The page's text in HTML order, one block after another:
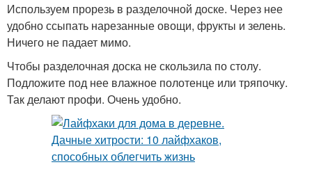
Используем прорезь в разделочной доске. Через нее
удобно ссыпать нарезанные овощи, фрукты и зелень.
Ничего не падает мимо.
Чтобы разделочная доска не скользила по столу.
Подложите под нее влажное полотенце или тряпочку.
Так делают профи. Очень удобно.